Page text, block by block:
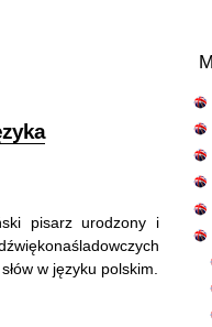
pisarz urodzony i
w języku polskim.